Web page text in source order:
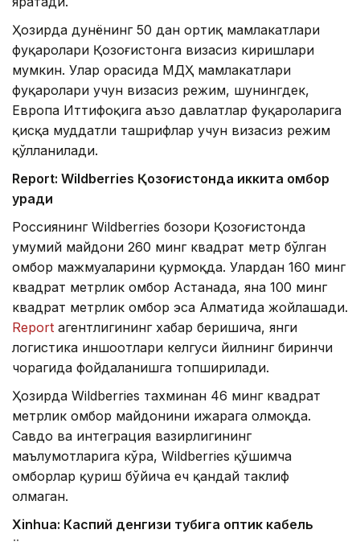
Ҳозирда дунёнинг 50 дан ортиқ мамлакатлари
фуқаролари Қозоғистонга визасиз киришлари
мумкин. Улар орасида МДҲ мамлакатлари
фуқаролари учун визасиз режим, шунингдек,
Европа Иттифоқига аъзо давлатлар фуқароларига
қисқа муддатли ташрифлар учун визасиз режим
қўлланилади.
Report: Wildberries Қозоғистонда иккита омбор
қуради
Россиянинг Wildberries бозори Қозоғистонда
умумий майдони 260 минг квадрат метр бўлган
омбор мажмуаларини қурмоқда. Улардан 160 минг
квадрат метрлик омбор Астанада, яна 100 минг
квадрат метрлик омбор эса Алматида жойлашади.
Report агентлигининг хабар беришича, янги
логистика иншоотлари келгуси йилнинг биринчи
чорагида фойдаланишга топширилади.
Ҳозирда Wildberries тахминан 46 минг квадрат
метрлик омбор майдонини ижарага олмоқда.
Савдо ва интеграция вазирлигининг
маълумотларига кўра, Wildberries қўшимча
омборлар қуриш бўйича ҳеч қандай таклиф
олмаган.
Xinhuа: Каспий денгизи тубига оптик кабель